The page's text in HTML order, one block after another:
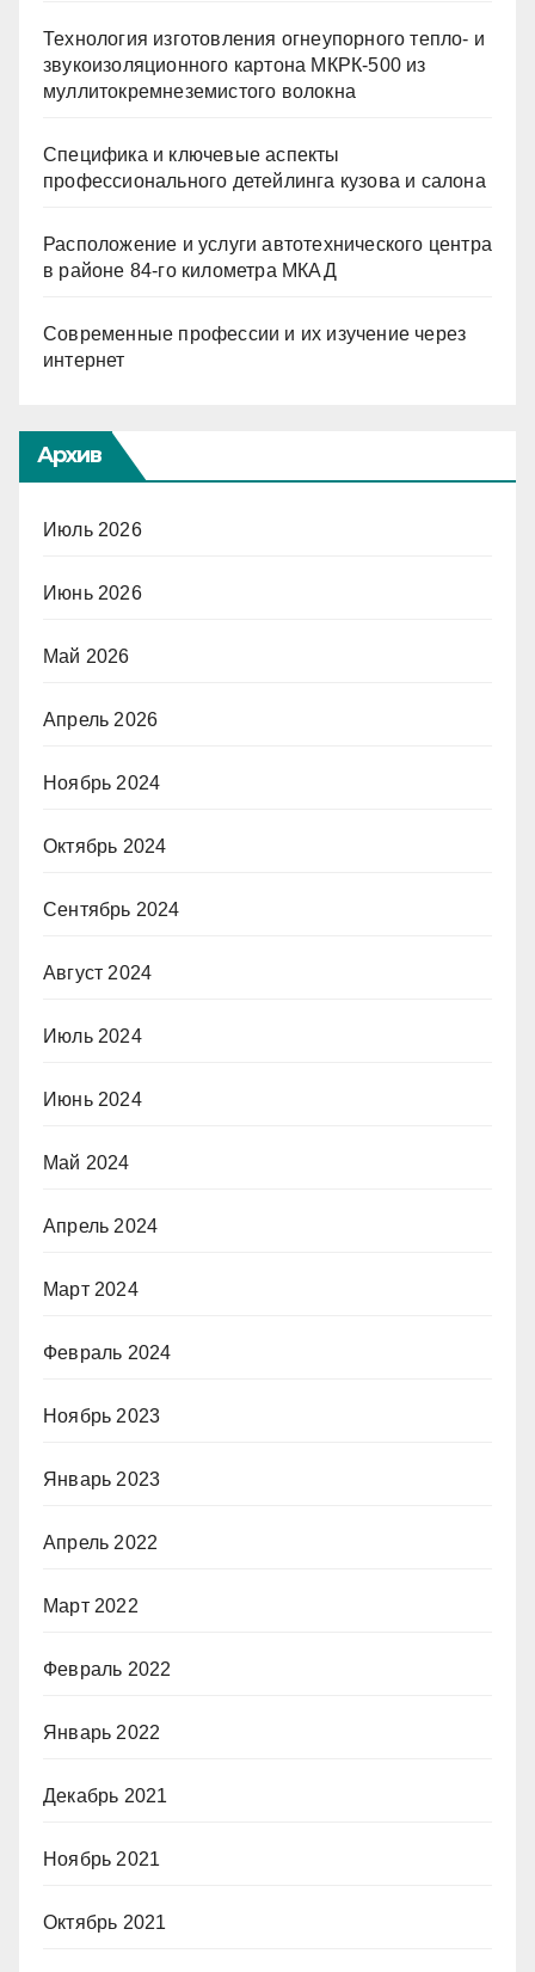
Технология изготовления огнеупорного тепло- и
звукоизоляционного картона МКРК-500 из
муллитокремнеземистого волокна
Специфика и ключевые аспекты
профессионального детейлинга кузова и салона
Расположение и услуги автотехнического центра
в районе 84-го километра МКАД
Современные профессии и их изучение через
интернет
Архив
Июль 2026
Июнь 2026
Май 2026
Апрель 2026
Ноябрь 2024
Октябрь 2024
Сентябрь 2024
Август 2024
Июль 2024
Июнь 2024
Май 2024
Апрель 2024
Март 2024
Февраль 2024
Ноябрь 2023
Январь 2023
Апрель 2022
Март 2022
Февраль 2022
Январь 2022
Декабрь 2021
Ноябрь 2021
Октябрь 2021